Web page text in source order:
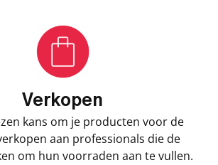
Verkopen
kans om je producten voor de
aan professionals die de
om hun voorraden aan te vullen.